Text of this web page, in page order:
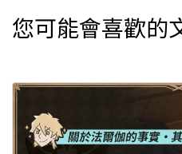
您可能會喜歡的